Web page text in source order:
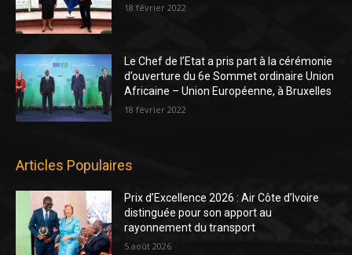
18 février 2022
Le Chef de l’Etat a pris part à la cérémonie
d’ouverture du 6e Sommet ordinaire Union
Africaine – Union Européenne, à Bruxelles
18 février 2022
Articles Populaires
Prix d’Excellence 2026 : Air Côte d’Ivoire
distinguée pour son apport au
rayonnement du transport
5 août 2026